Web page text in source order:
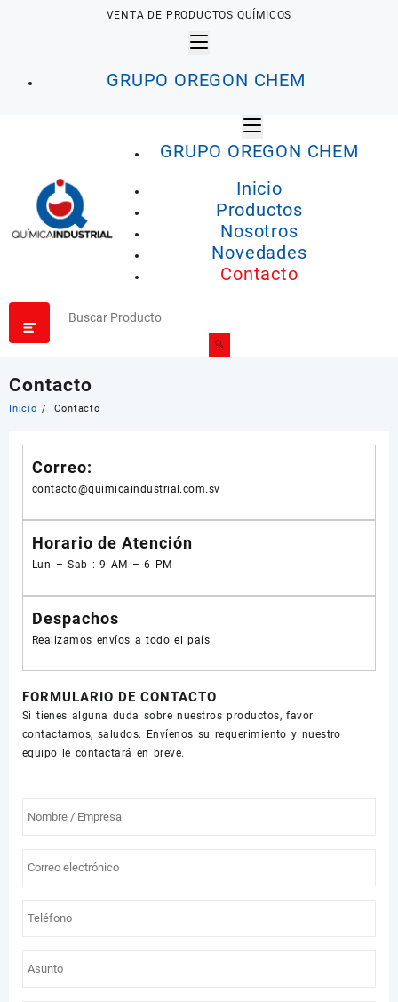
VENTA DE PRODUCTOS QUÍMICOS
GRUPO OREGON CHEM
GRUPO OREGON CHEM
Inicio
Productos
Nosotros
Novedades
Contacto
Contacto
Inicio Contacto
Correo:
contacto@quimicaindustrial.com.sv
Horario de Atención
Lun – Sab : 9 AM – 6 PM
Despachos
Realizamos envíos a todo el país
FORMULARIO DE CONTACTO
Si tienes alguna duda sobre nuestros productos, favor
contactamos, saludos. Envíenos su requerimiento y nuestro
equipo le contactará en breve.